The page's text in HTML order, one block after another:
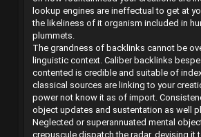
lookup engines are ineffectual to get at
the likeliness of it organism included in
plummets.
The grandness of backlinks cannot be
linguistic context. Caliber backlinks
contented is credible and suitable of
classical sources are linking to your
power not know it as of import.
object updates and sustentation as well
Neglected or superannuated mental
crepuscule dispatch the radar, devising it